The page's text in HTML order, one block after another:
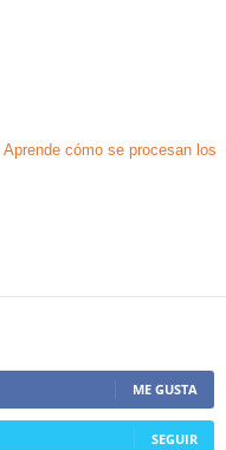
Aprende cómo se procesan los
ME GUSTA
SEGUIR